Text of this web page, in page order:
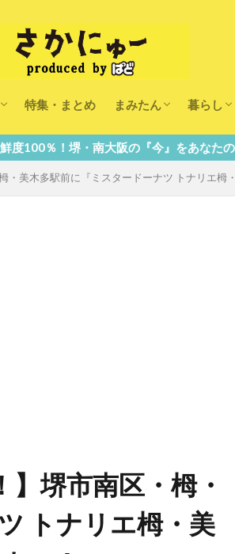
特集・まとめ まみたん
まみたんイベント・
習い事・キャンペーン
幼稚園・こども園・
暮らし
医療
美容・
大人
キッズ
子供の
子供
おしごと
』をあなたのスマホへ直送！
美木多駅前に『ミスタードーナツ トナリエ栂
堺市南区・栂・
トナリエ栂・美